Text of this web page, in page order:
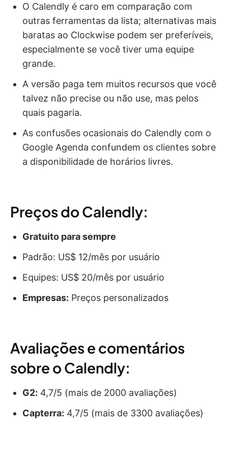
O Calendly é caro em comparação com
outras ferramentas da lista; alternativas mais
baratas ao Clockwise podem ser preferíveis,
especialmente se você tiver uma equipe
grande.
A versão paga tem muitos recursos que você
talvez não precise ou não use, mas pelos
quais pagaria.
As confusões ocasionais do Calendly com o
Google Agenda confundem os clientes sobre
a disponibilidade de horários livres.
Preços do Calendly:
Gratuito para sempre
Padrão: US$ 12/mês por usuário
Equipes: US$ 20/mês por usuário
Empresas: Preços personalizados
Avaliações e comentários
sobre o Calendly:
G2: 4,7/5 (mais de 2000 avaliações)
Capterra: 4,7/5 (mais de 3300 avaliações)